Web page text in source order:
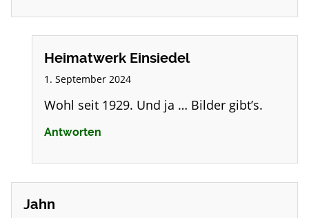
Heimatwerk Einsiedel
1. September 2024
Wohl seit 1929. Und ja … Bilder gibt’s.
Antworten
Jahn